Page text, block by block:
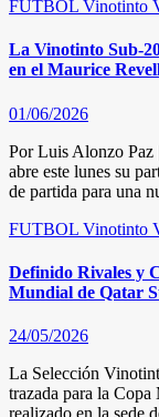
FUTBOL Vinotinto
La Vinotinto Sub-
en el Maurice
01/06/2026
Por Luis Alonzo Paz
abre este lunes su
de partida para una
FUTBOL Vinotinto
Definido Rivales y
Mundial de Qatar
24/05/2026
La Selección
trazada para la
realizado en la sede